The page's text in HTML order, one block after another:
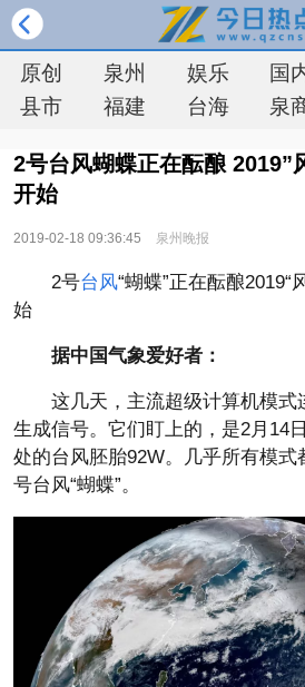
原创 泉州 娱乐 国
县市
福建 台海 泉
2号台风蝴蝶正在酝酿 2019”
开始
2019-02-18 09:36:45 泉州晚报
2号台风“蝴蝶”正在酝酿2019“
始
据中国气象爱好者：
这几天，主流超级计算机模式
生成信号。它们盯上的，是2月14
处的台风胚胎92W。几乎所有模式
号台风“蝴蝶”。